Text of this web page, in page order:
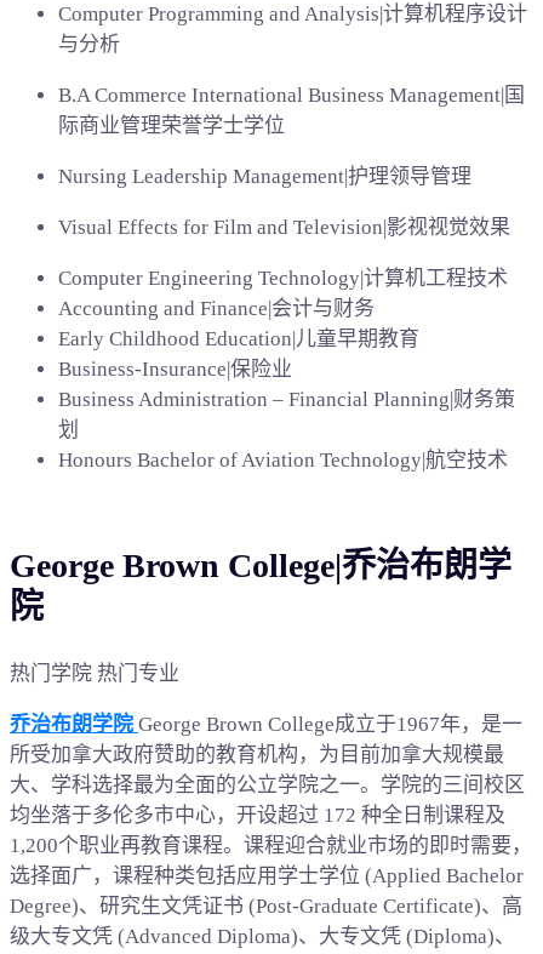
Computer Programming and Analysis|计算机程序设计
与分析
B.A Commerce International Business Management|国
际商业管理荣誉学士学位
Nursing Leadership Management|护理领导管理
Visual Effects for Film and Television|影视视觉效果
Computer Engineering Technology|计算机工程技术
Accounting and Finance|会计与财务
Early Childhood Education|儿童早期教育
Business-Insurance|保险业
Business Administration – Financial Planning|财务策
划
Honours Bachelor of Aviation Technology|航空技术
George Brown College|乔治布朗学
院
热门学院 热门专业
乔治布朗学院 George Brown College成立于1967年，是一
所受加拿大政府赞助的教育机构，为目前加拿大规模最
大、学科选择最为全面的公立学院之一。学院的三间校区
均坐落于多伦多市中心，开设超过 172 种全日制课程及
1,200个职业再教育课程。课程迎合就业市场的即时需要，
选择面广，课程种类包括应用学士学位 (Applied Bachelor
Degree)、研究生文凭证书 (Post-Graduate Certificate)、高
级大专文凭 (Advanced Diploma)、大专文凭 (Diploma)、